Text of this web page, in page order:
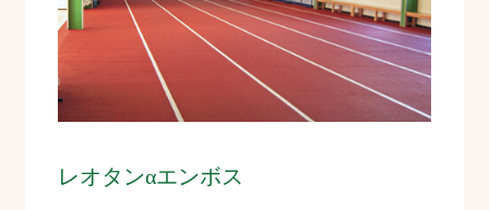
レオタンαエンボス